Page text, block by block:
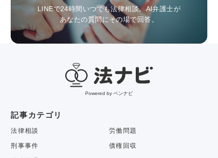
LINEで24時間いつでも法律相談。AI弁護士が
あなたの質問にその場で回答。
Powered by ベンナビ
記事カテゴリ
法律相談 労働問題
刑事事件 債権回収